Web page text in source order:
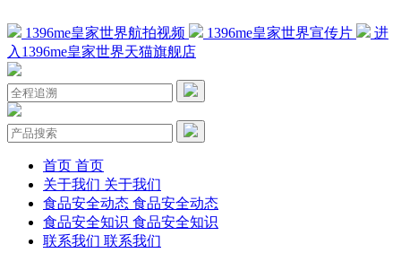
1396me皇家世界航拍视频 1396me皇家世界宣传片
进
入1396me皇家世界天猫旗舰店
首页 首页
关于我们 关于我们
食品安全动态 食品安全动态
食品安全知识 食品安全知识
联系我们 联系我们